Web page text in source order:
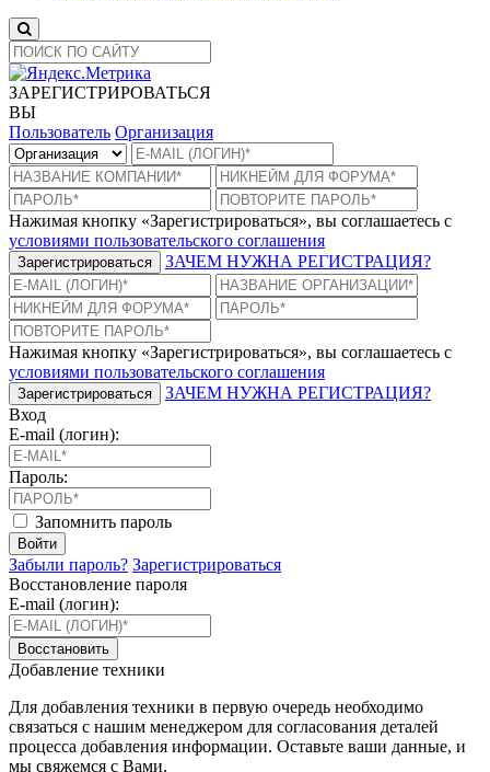
ЗАРЕГИСТРИРОВАТЬСЯ
ВЫ
Пользователь Организация
Нажимая кнопку «Зарегистрироваться», вы соглашаетесь с
условиями пользовательского соглашения
Зарегистрироваться ЗАЧЕМ НУЖНА РЕГИСТРАЦИЯ?
Нажимая кнопку «Зарегистрироваться», вы соглашаетесь с
условиями пользовательского соглашения
Зарегистрироваться
ЗАЧЕМ НУЖНА РЕГИСТРАЦИЯ?
Вход
E-mail (логин):
Пароль:
Запомнить пароль
Войти
Забыли пароль? Зарегистрироваться
Восстановление пароля
E-mail (логин):
Восстановить
Добавление техники
Для добавления техники в первую очередь необходимо
связаться с нашим менеджером для согласования деталей
процесса добавления информации. Оставьте ваши данные, и
мы свяжемся с Вами.